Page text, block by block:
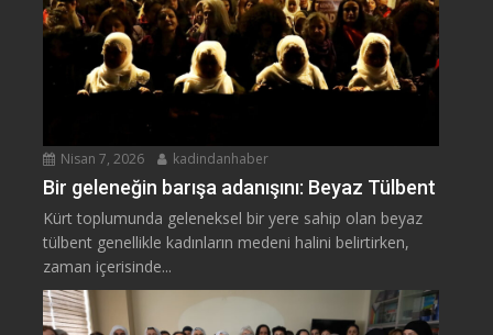
Nisan 7, 2026 kadindanhaber
Bir geleneğin barışa adanışını: Beyaz Tülbent
Kürt toplumunda geleneksel bir yere sahip olan beyaz
tülbent genellikle kadınların medeni halini belirtirken,
zaman içerisinde...